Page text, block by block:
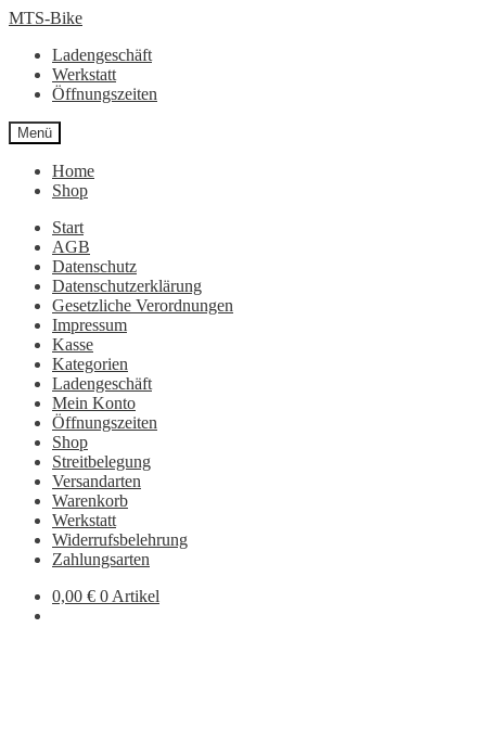
Zur
springen
Zum
springen
MTS-Bike
Ladengeschäft
Werkstatt
Öffnungszeiten
Menü
Home
Shop
Start
AGB
Datenschutz
Datenschutzerklärung
Gesetzliche Verordnungen
Impressum
Kasse
Kategorien
Ladengeschäft
Mein Konto
Öffnungszeiten
Shop
Streitbelegung
Versandarten
Warenkorb
Werkstatt
Widerrufsbelehrung
Zahlungsarten
0,00 € 0 Artikel